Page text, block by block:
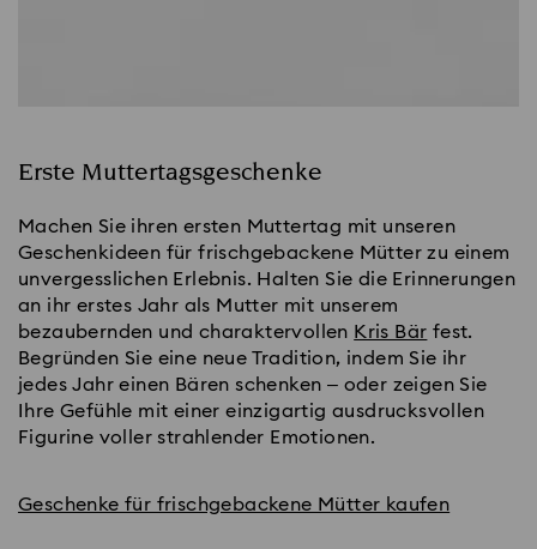
Erste Muttertagsgeschenke
Machen Sie ihren ersten Muttertag mit unseren
Geschenkideen für frischgebackene Mütter zu einem
unvergesslichen Erlebnis. Halten Sie die Erinnerungen
an ihr erstes Jahr als Mutter mit unserem
bezaubernden und charaktervollen Kris Bär fest.
Begründen Sie eine neue Tradition, indem Sie ihr
jedes Jahr einen Bären schenken – oder zeigen Sie
Ihre Gefühle mit einer einzigartig ausdrucksvollen
Figurine voller strahlender Emotionen.
Geschenke für frischgebackene Mütter kaufen